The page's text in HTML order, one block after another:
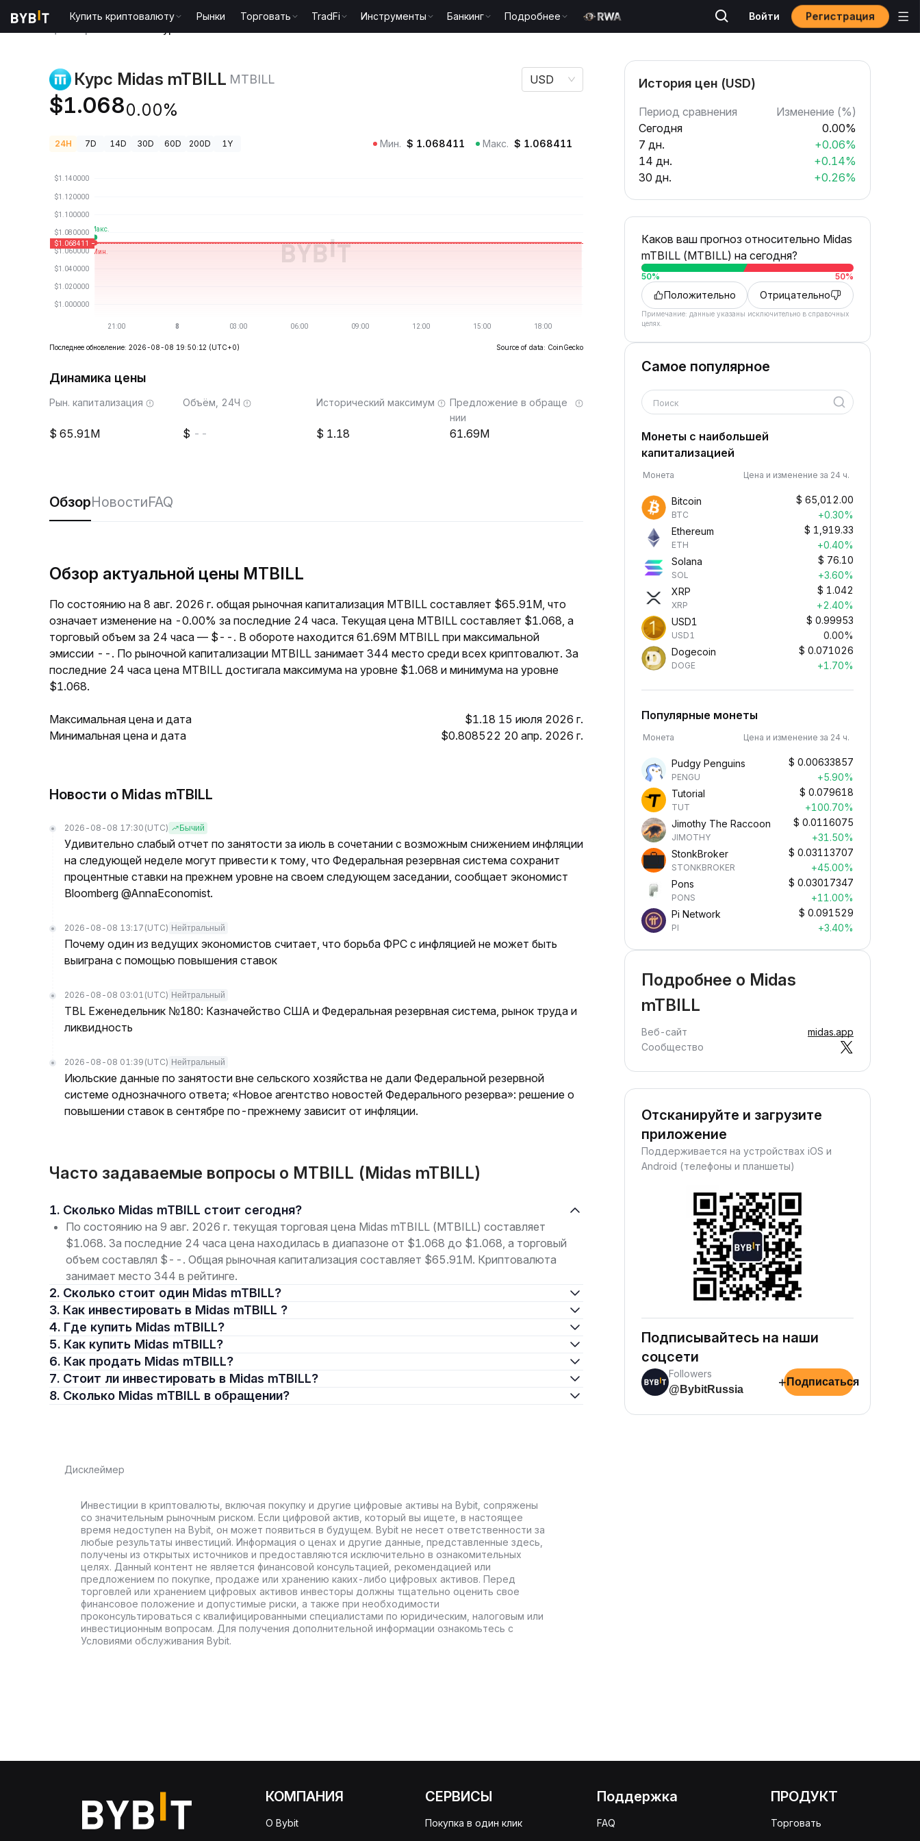
Купить криптовалюту Рынки Торговать TradFi Инструменты Банкинг Подробнее Войти Регистрация
Курс Midas mTBILL MTBILL
$1.0680.00%
USD
24H 7D 14D 30D 60D 200D 1Y Мин. $ 1.068411 Макс. $ 1.068411
Последнее обновление: 2026-08-08 19:50:12 (UTC+0) Source of data: CoinGecko
Динамика цены
Рын. капитализация
65.91M
Объём, 24Ч
--
Исторический максимум
1.18
Предложение в обраще
нии
61.69M
ОбзорНовостиFAQ
Обзор актуальной цены MTBILL
По состоянию на 8 авг. 2026 г. общая рыночная капитализация MTBILL составляет $65.91M, что
означает изменение на -0.00% за последние 24 часа. Текущая цена MTBILL составляет $1.068, а
торговый объем за 24 часа — $--. В обороте находится 61.69M MTBILL при максимальной
эмиссии --. По рыночной капитализации MTBILL занимает 344 место среди всех криптовалют. За
последние 24 часа цена MTBILL достигала максимума на уровне $1.068 и минимума на уровне
$1.068.
Максимальная цена и дата
$1.18 15 июля 2026 г.
Минимальная цена и дата
$0.808522 20 апр. 2026 г.
Новости о Midas mTBILL
2026-08-08 17:30 (UTC) Бычий
Удивительно слабый отчет по занятости за июль в сочетании с возможным снижением инфляции
на следующей неделе могут привести к тому, что Федеральная резервная система сохранит
процентные ставки на прежнем уровне на своем следующем заседании, сообщает экономист
Bloomberg @AnnaEconomist.
2026-08-08 13:17 (UTC) Нейтральный
Почему один из ведущих экономистов считает, что борьба ФРС с инфляцией не может быть
выиграна с помощью повышения ставок
2026-08-08 03:01 (UTC) Нейтральный
TBL Еженедельник №180: Казначейство США и Федеральная резервная система, рынок труда и
ликвидность
2026-08-08 01:39 (UTC) Нейтральный
Июльские данные по занятости вне сельского хозяйства не дали Федеральной резервной
системе однозначного ответа; «Новое агентство новостей Федерального резерва»: решение о
повышении ставок в сентябре по-прежнему зависит от инфляции.
Часто задаваемые вопросы о MTBILL (Midas mTBILL)
1. Сколько Midas mTBILL стоит сегодня?
По состоянию на 9 авг. 2026 г. текущая торговая цена Midas mTBILL (MTBILL) составляет
$1.068. За последние 24 часа цена находилась в диапазоне от $1.068 до $1.068, а торговый
объем составлял $--. Общая рыночная капитализация составляет $65.91M. Криптовалюта
занимает место 344 в рейтинге.
2. Сколько стоит один Midas mTBILL?
3. Как инвестировать в Midas mTBILL ?
4. Где купить Midas mTBILL?
5. Как купить Midas mTBILL?
6. Как продать Midas mTBILL?
7. Стоит ли инвестировать в Midas mTBILL?
8. Сколько Midas mTBILL в обращении?
Дисклеймер
Инвестиции в криптовалюты, включая покупку и другие цифровые активы на Bybit, сопряжены
со значительным рыночным риском. Если цифровой актив, который вы ищете, в настоящее
время недоступен на Bybit, он может появиться в будущем. Bybit не несет ответственности за
любые результаты инвестиций. Информация о ценах и другие данные, представленные здесь,
получены из открытых источников и предоставляются исключительно в ознакомительных
целях. Данный контент не является финансовой консультацией, рекомендацией или
предложением по покупке, продаже или хранению каких-либо цифровых активов. Перед
торговлей или хранением цифровых активов инвесторы должны тщательно оценить свое
финансовое положение и допустимые риски, а также при необходимости
проконсультироваться с квалифицированными специалистами по юридическим, налоговым или
инвестиционным вопросам. Для получения дополнительной информации ознакомьтесь с
Условиями обслуживания Bybit.
История цен (USD)
Период сравнения
Изменение (%)
Сегодня
0.00%
7 дн.
+0.06%
14 дн.
+0.14%
30 дн.
+0.26%
Каков ваш прогноз относительно Midas
mTBILL (MTBILL) на сегодня?
50% 50%
Положительно Отрицательно
Примечание: данные указаны исключительно в справочных
целях.
Самое популярное
Поиск
Монеты с наибольшей
капитализацией
Монета Цена и изменение за 24 ч.
Bitcoin
BTC
$ 65,012.00
+0.30%
Ethereum
ETH
$ 1,919.33
+0.40%
Solana
SOL
$ 76.10
+3.60%
XRP
XRP
$ 1.042
+2.40%
USD1
USD1
$ 0.99953
0.00%
Dogecoin
DOGE
$ 0.071026
+1.70%
Популярные монеты
Монета Цена и изменение за 24 ч.
Pudgy Penguins
PENGU
$ 0.00633857
+5.90%
Tutorial
TUT
$ 0.079618
+100.70%
Jimothy The Raccoon
JIMOTHY
$ 0.0116075
+31.50%
StonkBroker
STONKBROKER
$ 0.03113707
+45.00%
Pons
PONS
$ 0.03017347
+11.00%
Pi Network
PI
$ 0.091529
+3.40%
Подробнее о Midas
mTBILL
Веб-сайт
midas.app
Сообщество
Отсканируйте и загрузите
приложение
Поддерживается на устройствах iOS и
Android (телефоны и планшеты)
Подписывайтесь на наши
соцсети
Followers
@BybitRussia
+ Подписаться
КОМПАНИЯ
О Bybit
СЕРВИСЫ
Покупка в один клик
Поддержка
FAQ
ПРОДУКТ
Торговать